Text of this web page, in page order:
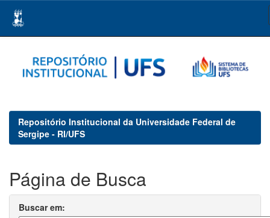
navigation
Repositório Institucional da Universidade Federal de
Sergipe - RI/UFS
Página de Busca
Buscar em: